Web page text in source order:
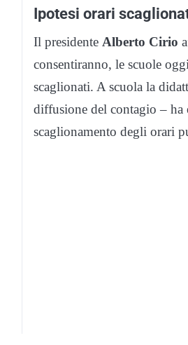
Ipotesi orari
Il presidente Alberto Cirio
consentiranno, le scuole
scaglionati. A scuola la
diffusione del contagio – ha
scaglionamento degli orari